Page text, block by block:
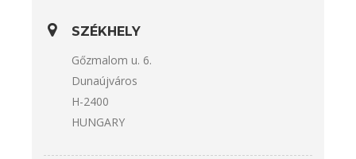
SZÉKHELY
Gőzmalom u. 6.
Dunaújváros
H-2400
HUNGARY